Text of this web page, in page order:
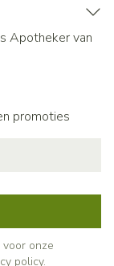
Apotheker van
promoties
onze
policy.